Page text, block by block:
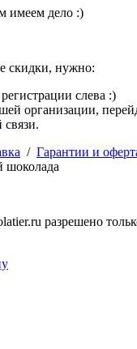
имеем дело :)
скидки, нужно:
слева :)
организации,
/ Гарантии и
шоколада
разрешено